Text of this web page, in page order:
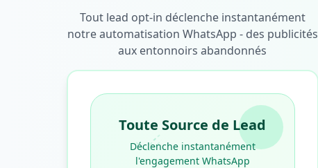
Tout lead opt-in déclenche instantanément
notre automatisation WhatsApp - des publicités
aux entonnoirs abandonnés
Toute Source de Lead
Déclenche instantanément
l'engagement WhatsApp